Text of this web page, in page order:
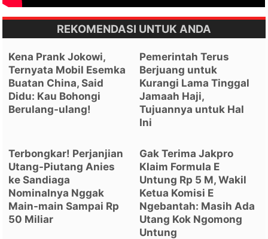
REKOMENDASI UNTUK ANDA
Kena Prank Jokowi,
Ternyata Mobil Esemka
Buatan China, Said
Didu: Kau Bohongi
Berulang-ulang!
Pemerintah Terus
Berjuang untuk
Kurangi Lama Tinggal
Jamaah Haji,
Tujuannya untuk Hal
Ini
Terbongkar! Perjanjian
Utang-Piutang Anies
ke Sandiaga
Nominalnya Nggak
Main-main Sampai Rp
50 Miliar
Gak Terima Jakpro
Klaim Formula E
Untung Rp 5 M, Wakil
Ketua Komisi E
Ngebantah: Masih Ada
Utang Kok Ngomong
Untung